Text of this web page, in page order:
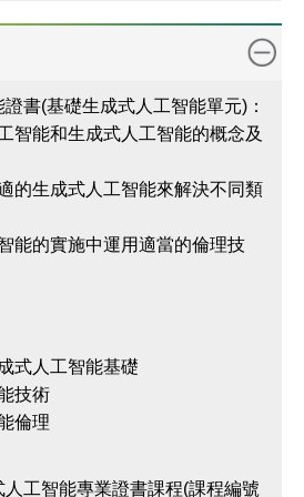
書(基礎生成式人工智能單元)：
智能和生成式人工智能的概念及
的生成式人工智能來解決不同類
能的實施中運用適當的倫理技
式人工智能基礎
技術
倫理
工智能專業證書課程(課程編號